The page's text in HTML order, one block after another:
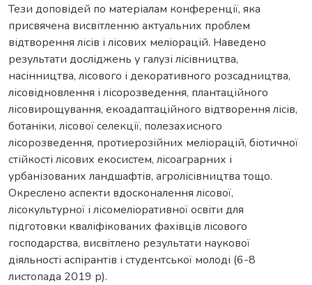
Тези доповідей по матеріалам конференції, яка
присвячена висвітленню актуальних проблем
відтворення лісів і лісових меліорацій. Наведено
результати досліджень у галузі лісівництва,
насінництва, лісового і декоративного розсадництва,
лісовідновлення і лісорозведення, плантаційного
лісовирощування, екоадаптаційного відтворення лісів,
ботаніки, лісової селекції, полезахисного
лісорозведення, протиерозійних меліорацій, біотичної
стійкості лісових екосистем, лісоаграрних і
урбанізованих ландшафтів, агролісівництва тощо.
Окреслено аспекти вдосконалення лісової,
лісокультурної і лісомеліоративної освіти для
підготовки кваліфікованих фахівців лісового
господарства, висвітлено результати наукової
діяльності аспірантів і студентської молоді (6-8
листопада 2019 р).